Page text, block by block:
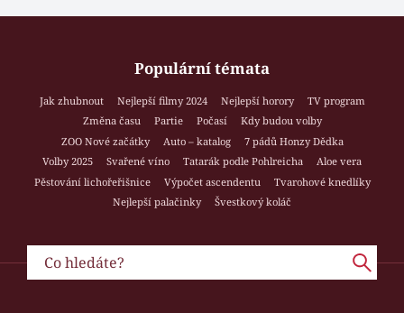
Populární témata
Jak zhubnout Nejlepší filmy 2024 Nejlepší horory
TV program
Změna času
Partie Počasí
Kdy budou volby
ZOO Nové začátky
Auto – katalog
7 pádů Honzy Dědka
Volby 2025
Svařené víno Tatarák podle Pohlreicha
Aloe vera
Pěstování lichořeřišnice
Výpočet ascendentu
Tvarohové knedlíky
Nejlepší palačinky
Švestkový koláč